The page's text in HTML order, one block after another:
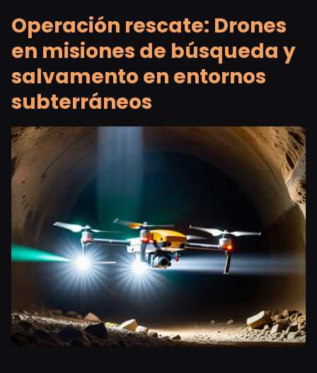
Operación rescate: Drones
en misiones de búsqueda y
salvamento en entornos
subterráneos